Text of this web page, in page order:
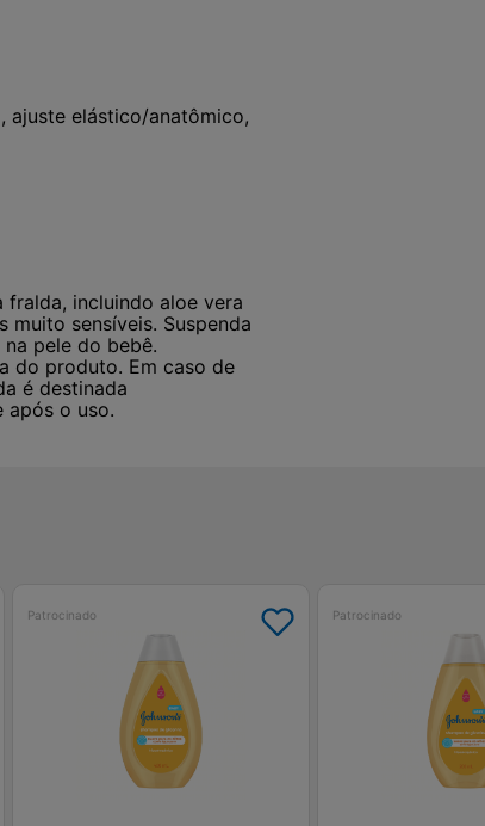
ajuste elástico/anatômico,
incluindo aloe vera
muito sensíveis. Suspenda
pele do bebê.
do produto. Em caso de
é destinada
após o uso.
Patrocinado Patrocinado